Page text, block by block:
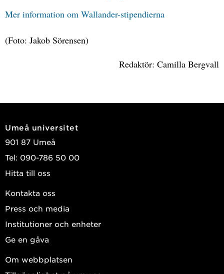
Mer information om Wallander-stipendierna
(Foto: Jakob Sörensen)
Redaktör: Camilla Bergvall
Umeå universitet
901 87 Umeå
Tel: 090-786 50 00
Hitta till oss
Kontakta oss
Press och media
Institutioner och enheter
Ge en gåva
Om webbplatsen